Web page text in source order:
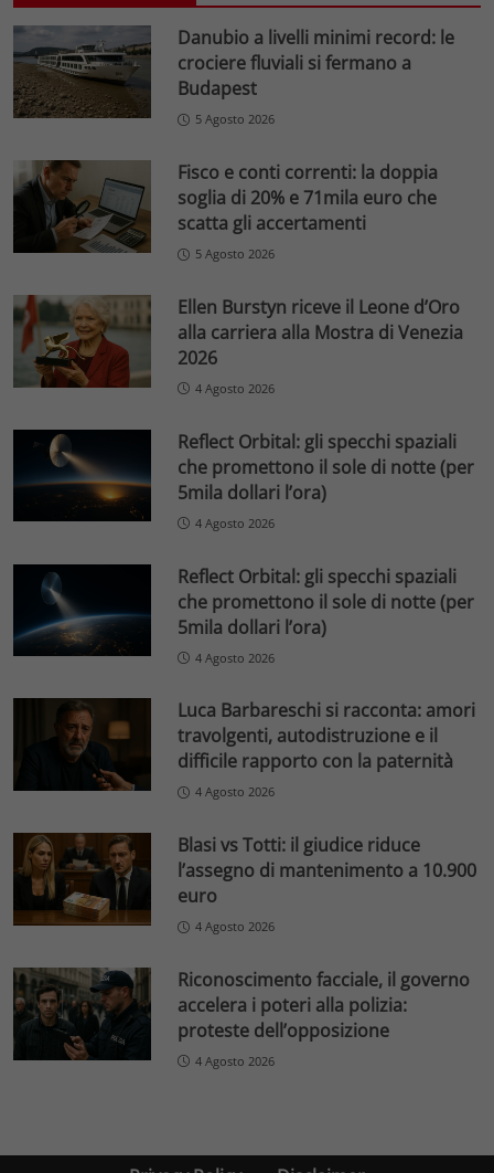
Danubio a livelli minimi record: le
crociere fluviali si fermano a
Budapest
5 Agosto 2026
Fisco e conti correnti: la doppia
soglia di 20% e 71mila euro che
scatta gli accertamenti
5 Agosto 2026
Ellen Burstyn riceve il Leone d’Oro
alla carriera alla Mostra di Venezia
2026
4 Agosto 2026
Reflect Orbital: gli specchi spaziali
che promettono il sole di notte (per
5mila dollari l’ora)
4 Agosto 2026
Reflect Orbital: gli specchi spaziali
che promettono il sole di notte (per
5mila dollari l’ora)
4 Agosto 2026
Luca Barbareschi si racconta: amori
travolgenti, autodistruzione e il
difficile rapporto con la paternità
4 Agosto 2026
Blasi vs Totti: il giudice riduce
l’assegno di mantenimento a 10.900
euro
4 Agosto 2026
Riconoscimento facciale, il governo
accelera i poteri alla polizia:
proteste dell’opposizione
4 Agosto 2026